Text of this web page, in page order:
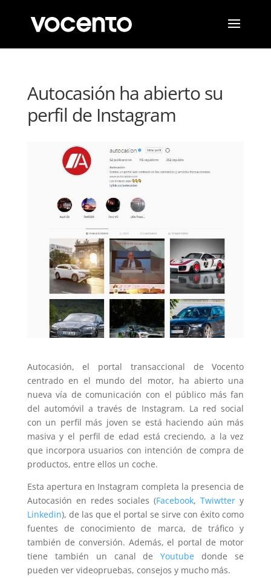
Autocasión ha abierto su
perfil de Instagram
Autocasión, el portal transaccional de Vocento
centrado en el mundo del motor, ha abierto una
nueva vía de comunicación con el público más fan
del automóvil a través de Instagram. La red social
con un perfil más joven se está haciendo aún más
masiva y el perfil de edad está creciendo, a la vez
que incorpora usuarios con intención de compra de
productos, entre ellos un coche.
Esta apertura en Instagram completa la presencia de
Autocasión en redes sociales (Facebook,Twiwttery
Linkedin), de las que el portal se sirve con éxito como
fuentes de conocimiento de marca, de tráfico y
también de conversión. Además, el portal de motor
tiene también un canal de Youtube donde se
pueden ver videopruebas, consejos y mucho más.